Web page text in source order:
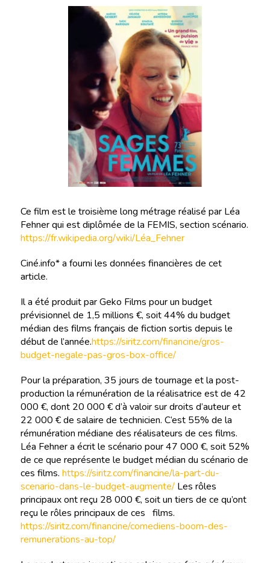
Ce film est le troisième long métrage réalisé par Léa
Fehner qui est diplômée de la FEMIS, section scénario.
https://fr.wikipedia.org/wiki/Léa_Fehner
Ciné.info* a fourni les données financières de cet
article.
Il a été produit par Geko Films pour un budget
prévisionnel de 1,5 millions €, soit 44% du budget
médian des films français de fiction sortis depuis le
début de l’année.https://siritz.com/financine/gros-
budget-negale-pas-gros-box-office/
Pour la préparation, 35 jours de tournage et la post-
production la rémunération de la réalisatrice est de 42
000 €, dont 20 000 € d’à valoir sur droits d’auteur et
22 000 € de salaire de technicien. C’est 55% de la
rémunération médiane des réalisateurs de ces films.
Léa Fehner a écrit le scénario pour 47 000 €, soit 52%
de ce que représente le budget médian du scénario de
ces films. https://siritz.com/financine/la-part-du-
scenario-dans-le-budget-augmente/ Les rôles
principaux ont reçu 28 000 €, soit un tiers de ce qu’ont
reçu le rôles principaux de ces films.
https://siritz.com/financine/comediens-boom-des-
remunerations-au-top/